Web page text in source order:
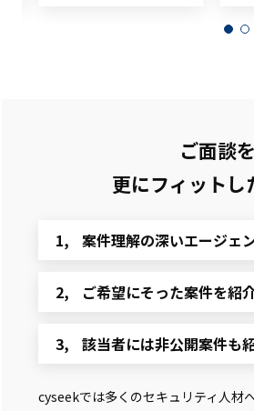
ご面談
更にフィットし
案件理解の深いエージェ
ご希望にそった案件を紹
該当者には非公開案件も
cyseekでは多くのセキュリティ人材